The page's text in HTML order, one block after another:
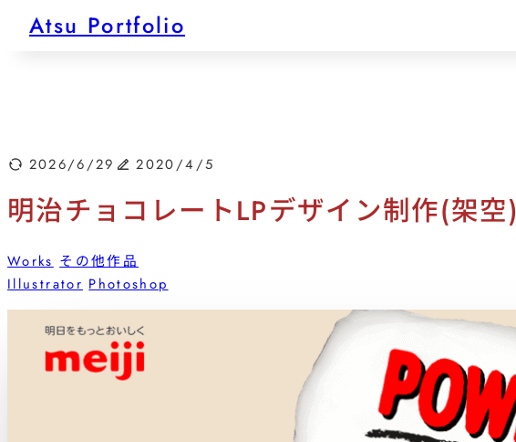
プ
Atsu Portfolio
2026/6/29 2020/4/5
明治チョコレートLPデザイン制作(架空)
Works その他作品
Illustrator Photoshop